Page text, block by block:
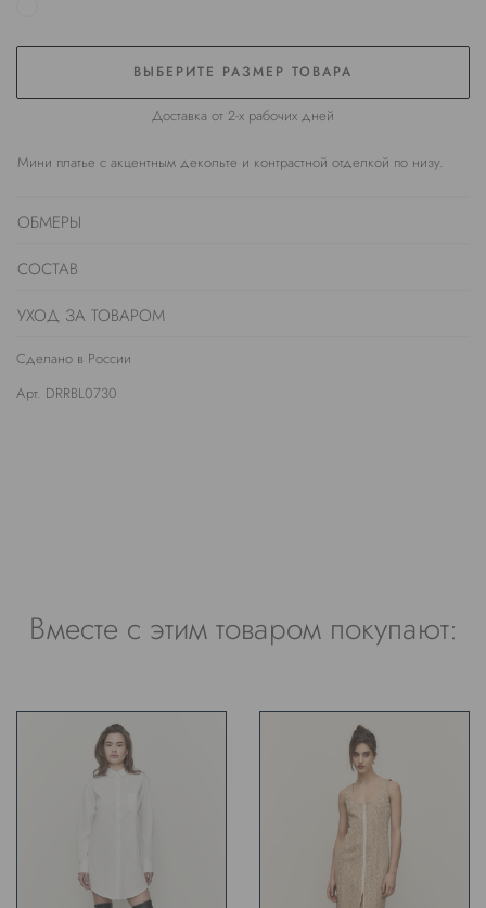
ВЫБЕРИТЕ РАЗМЕР ТОВАРА
Доставка от 2-х рабочих дней
Мини платье с акцентным декольте и контрастной отделкой по низу.
ОБМЕРЫ
СОСТАВ
УХОД ЗА ТОВАРОМ
Сделано в России
Арт. DRRBL0730
Вместе с этим товаром покупают: